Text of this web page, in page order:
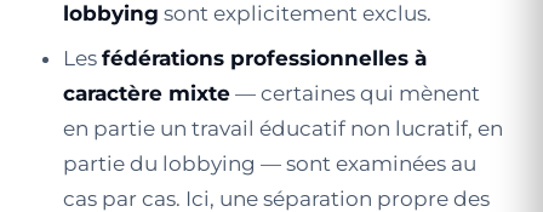
lobbying sont explicitement exclus.
Les fédérations professionnelles à
caractère mixte — certaines qui mènent
en partie un travail éducatif non lucratif, en
partie du lobbying — sont examinées au
cas par cas. Ici, une séparation propre des